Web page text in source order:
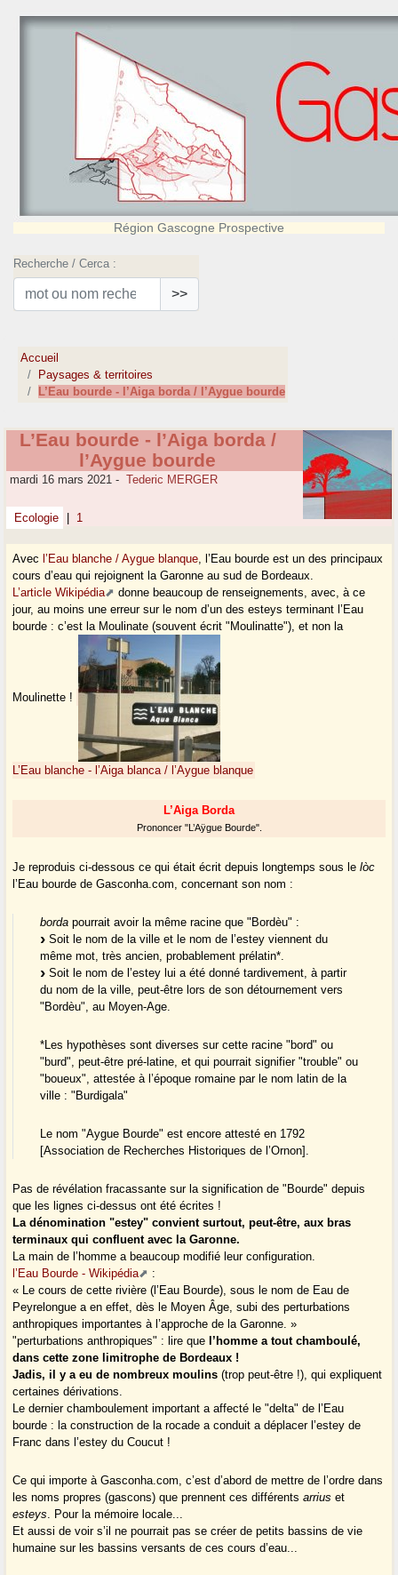
Région Gascogne Prospective
Recherche / Cerca :
>>
Accueil
Paysages & territoires
L’Eau bourde - l’Aiga borda / l’Aygue bourde
L’Eau bourde - l’Aiga borda /
l’Aygue bourde
mardi 16 mars 2021 - Tederic MERGER
Ecologie 1
Avec l’Eau blanche / Aygue blanque, l’Eau bourde est un des principaux
cours d’eau qui rejoignent la Garonne au sud de Bordeaux.
L’article Wikipédia
donne beaucoup de renseignements, avec, à ce
jour, au moins une erreur sur le nom d’un des esteys terminant l’Eau
bourde : c’est la Moulinate (souvent écrit "Moulinatte"), et non la
Moulinette !
L’Eau blanche - l’Aiga blanca / l’Aygue blanque
L’Aiga Borda
Prononcer "L’Aÿgue Bourde".
Je reproduis ci-dessous ce qui était écrit depuis longtemps sous lelòc
l’Eau bourde de Gasconha.com, concernant son nom :
borda pourrait avoir la même racine que "Bordèu" :
Soit le nom de la ville et le nom de l’estey viennent du
même mot, très ancien, probablement prélatin*.
Soit le nom de l’estey lui a été donné tardivement, à partir
du nom de la ville, peut-être lors de son détournement vers
"Bordèu", au Moyen-Age.
*Les hypothèses sont diverses sur cette racine "bord" ou
"burd", peut-être pré-latine, et qui pourrait signifier "trouble" ou
"boueux", attestée à l’époque romaine par le nom latin de la
ville : "Burdigala"
Le nom "Aygue Bourde" est encore attesté en 1792
[Association de Recherches Historiques de l’Ornon].
Pas de révélation fracassante sur la signification de "Bourde" depuis
que les lignes ci-dessus ont été écrites !
La dénomination "estey" convient surtout, peut-être, aux bras
terminaux qui confluent avec la Garonne.
La main de l’homme a beaucoup modifié leur configuration.
l’Eau Bourde - Wikipédia
:
« Le cours de cette rivière (l’Eau Bourde), sous le nom de Eau de
Peyrelongue a en effet, dès le Moyen Âge, subi des perturbations
anthropiques importantes à l’approche de la Garonne. »
"perturbations anthropiques" : lire que l’homme a tout chamboulé,
dans cette zone limitrophe de Bordeaux !
Jadis, il y a eu de nombreux moulins (trop peut-être !), qui expliquent
certaines dérivations.
Le dernier chamboulement important a affecté le "delta" de l’Eau
bourde : la construction de la rocade a conduit a déplacer l’estey de
Franc dans l’estey du Coucut !
Ce qui importe à Gasconha.com, c’est d’abord de mettre de l’ordre dans
les noms propres (gascons) que prennent ces différentsarrius et
esteys. Pour la mémoire locale...
Et aussi de voir s’il ne pourrait pas se créer de petits bassins de vie
humaine sur les bassins versants de ces cours d’eau...